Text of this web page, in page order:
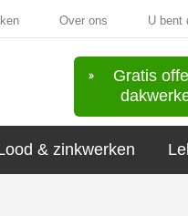
Over ons U bent
Gratis
& zinkwerken